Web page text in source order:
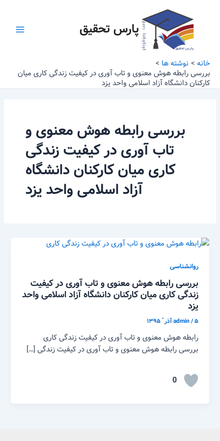
پارس تحقیق
خانه
نوشته ها
بررسی رابطه هوش معنوی و تاب آوری در کیفیت زندگی کاری میان
کارکنان دانشگاه آزاد اسلامی واحد یزد
بررسی رابطه هوش معنوی و
تاب آوری در کیفیت زندگی
کاری میان کارکنان دانشگاه
آزاد اسلامی واحد یزد
روانشناسی
بررسی رابطه هوش معنوی و تاب آوری در کیفیت
زندگی کاری میان کارکنان دانشگاه آزاد اسلامی واحد
یزد
admin/۵ آذر ّ ۱۳۹۵
رابطه هوش معنوی و تاب آوری در کیفیت زندگی کاری
بررسی رابطه هوش معنوی و تاب آوری در کیفیت زندگی […]
0